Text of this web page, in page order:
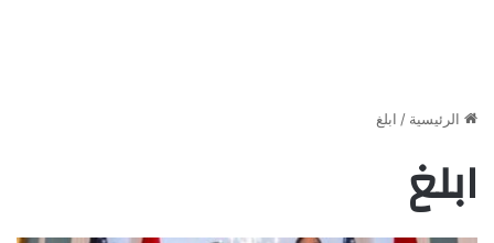
الرئيسية / ابلغ
ابلغ